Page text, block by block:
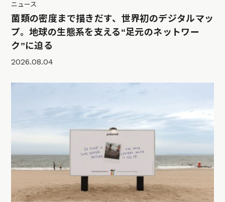
ニュース
菌類の密度まで描きだす、世界初のデジタルマッ
プ。地球の生態系を支える“足元のネットワー
ク”に迫る
2026.08.04